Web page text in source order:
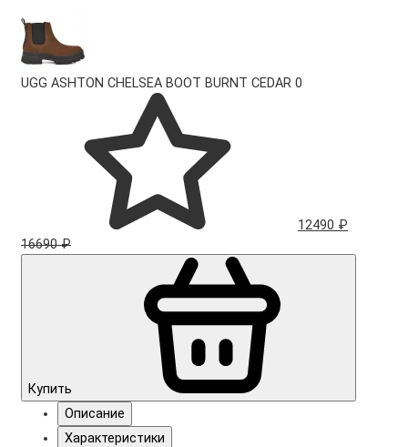
UGG ASHTON CHELSEA BOOT BURNT CEDAR 0
12490 ₽
16690 ₽
Купить
Описание
Характеристики